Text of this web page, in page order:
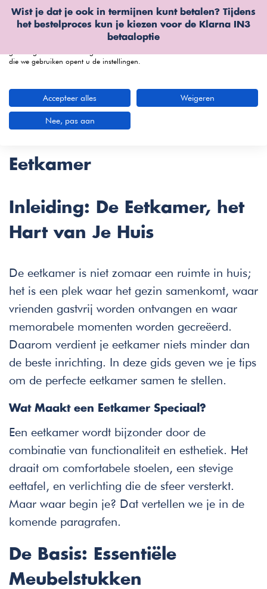
Wist je dat je ook in termijnen kunt betalen? Tijdens
het bestelproces kun je kiezen voor de Klarna IN3
betaaloptie
De Ultieme Gids voor het
Eetkamer
Inleiding: De Eetkamer, het
Hart van Je Huis
De eetkamer is niet zomaar een ruimte in huis;
het is een plek waar het gezin samenkomt, waar
vrienden gastvrij worden ontvangen en waar
memorabele momenten worden gecreëerd.
Daarom verdient je eetkamer niets minder dan
de beste inrichting. In deze gids geven we je tips
om de perfecte eetkamer samen te stellen.
Wat Maakt een Eetkamer Speciaal?
Een eetkamer wordt bijzonder door de
combinatie van functionaliteit en esthetiek. Het
draait om comfortabele stoelen, een stevige
eettafel, en verlichting die de sfeer versterkt.
Maar waar begin je? Dat vertellen we je in de
komende paragrafen.
De Basis: Essentiële
Meubelstukken
Wij gebruiken cookies
We kunnen deze plaatsen voor analyse van onze bezoekersgegevens, om
onze website te verbeteren, gepersonaliseerde inhoud te tonen en om u een
die we gebruiken opent u de instellingen.
Accepteer alles Weigeren
Nee, pas aan